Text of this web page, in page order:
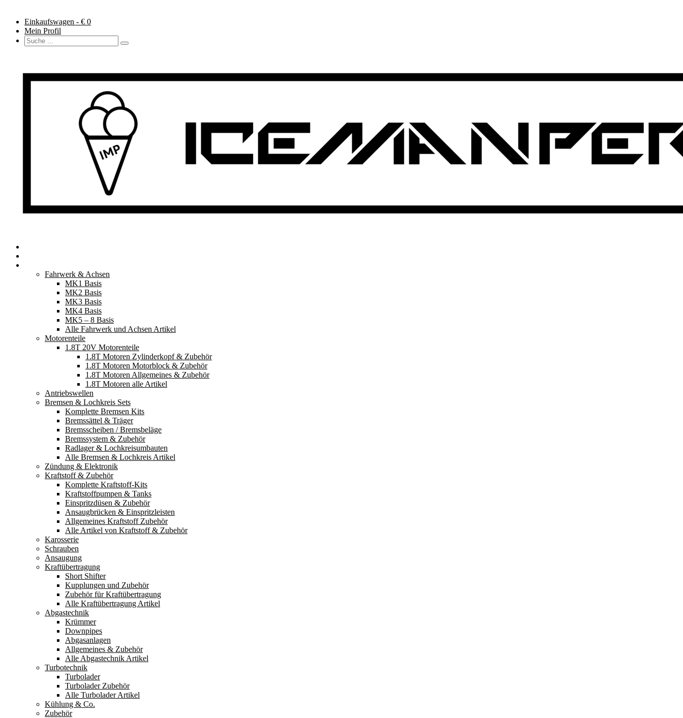
Einkaufswagen - € 0
Mein Profil
Fahrwerk & Achsen
MK1 Basis
MK2 Basis
MK3 Basis
MK4 Basis
MK5 – 8 Basis
Alle Fahrwerk und Achsen Artikel
Motorenteile
1.8T 20V Motorenteile
1.8T Motoren Zylinderkopf & Zubehör
1.8T Motoren Motorblock & Zubehör
1.8T Motoren Allgemeines & Zubehör
1.8T Motoren alle Artikel
Antriebswellen
Bremsen & Lochkreis Sets
Komplette Bremsen Kits
Bremssättel & Träger
Bremsscheiben / Bremsbeläge
Bremssystem & Zubehör
Radlager & Lochkreisumbauten
Alle Bremsen & Lochkreis Artikel
Zündung & Elektronik
Kraftstoff & Zubehör
Komplette Kraftstoff-Kits
Kraftstoffpumpen & Tanks
Einspritzdüsen & Zubehör
Ansaugbrücken & Einspritzleisten
Allgemeines Kraftstoff Zubehör
Alle Artikel von Kraftstoff & Zubehör
Karosserie
Schrauben
Ansaugung
Kraftübertragung
Short Shifter
Kupplungen und Zubehör
Zubehör für Kraftübertragung
Alle Kraftübertragung Artikel
Abgastechnik
Krümmer
Downpipes
Abgasanlagen
Allgemeines & Zubehör
Alle Abgastechnik Artikel
Turbotechnik
Turbolader
Turbolader Zubehör
Alle Turbolader Artikel
Kühlung & Co.
Zubehör